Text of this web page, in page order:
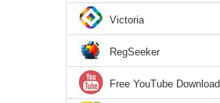
Victoria
RegSeeker
Free YouTube Download